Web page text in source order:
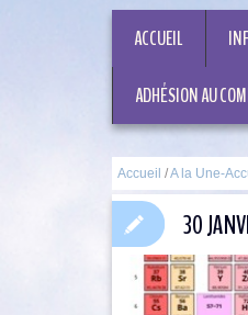
ACCUEIL
ADHÉSION AU
Accueil /A la Une-
30